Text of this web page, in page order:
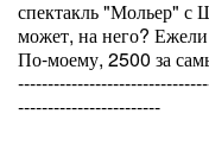
спектакль "Мольер" с
может, на него?
По-моему, 2500 за
------------------------